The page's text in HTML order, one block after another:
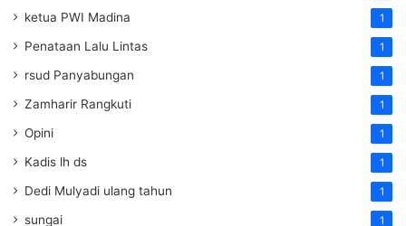
ketua PWI Madina 1
Penataan Lalu Lintas 1
rsud Panyabungan 1
Zamharir Rangkuti 1
Opini 1
Kadis lh ds 1
Dedi Mulyadi ulang tahun 1
sungai 1